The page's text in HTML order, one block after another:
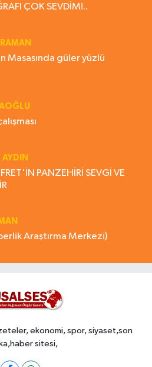
ÇOK SEVDİM!..
Masasında güler yüzlü
AYDIN
PANZEHİRİ SEVGİ VE
RAM (Rehberlik Araştırma Merkezi)
ekonomi, spor, siyaset,son
sitesi,